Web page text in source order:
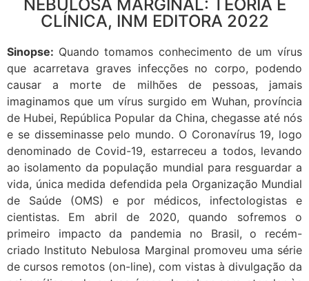
NEBULOSA MARGINAL: TEORIA E
CLÍNICA, INM EDITORA 2022
Sinopse: Quando tomamos conhecimento de um vírus
que acarretava graves infecções no corpo, podendo
causar a morte de milhões de pessoas, jamais
imaginamos que um vírus surgido em Wuhan, província
de Hubei, República Popular da China, chegasse até nós
e se disseminasse pelo mundo. O Coronavírus 19, logo
denominado de Covid-19, estarreceu a todos, levando
ao isolamento da população mundial para resguardar a
vida, única medida defendida pela Organização Mundial
de Saúde (OMS) e por médicos, infectologistas e
cientistas. Em abril de 2020, quando sofremos o
primeiro impacto da pandemia no Brasil, o recém-
criado Instituto Nebulosa Marginal promoveu uma série
de cursos remotos (on-line), com vistas à divulgação da